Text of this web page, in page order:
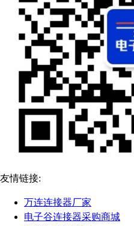
友情链接:
万连连接器厂家
电子谷连接器采购商城